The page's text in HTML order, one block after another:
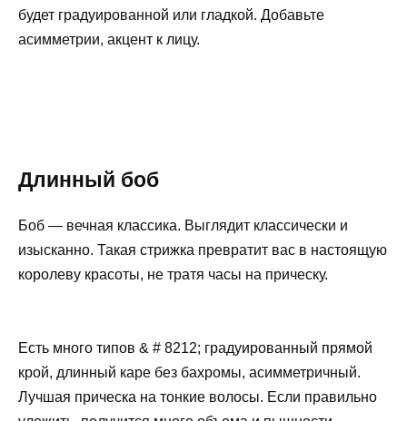
будет градуированной или гладкой. Добавьте
асимметрии, акцент к лицу.
Длинный боб
Боб — вечная классика. Выглядит классически и
изысканно. Такая стрижка превратит вас в настоящую
королеву красоты, не тратя часы на прическу.
Есть много типов & # 8212; градуированный прямой
крой, длинный каре без бахромы, асимметричный.
Лучшая прическа на тонкие волосы. Если правильно